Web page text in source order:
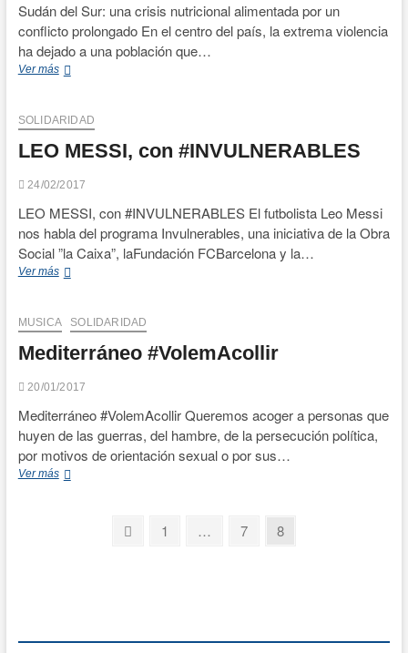
Sudán del Sur: una crisis nutricional alimentada por un
conflicto prolongado En el centro del país, la extrema violencia
ha dejado a una población que…
Ver másSudán
una
crisis
nutricional
por
conflicto
prolongado
SOLIDARIDAD
LEO MESSI, con #INVULNERABLES
24/02/2017
LEO MESSI, con #INVULNERABLES El futbolista Leo Messi
nos habla del programa Invulnerables, una iniciativa de la Obra
Social ”la Caixa”, laFundación FCBarcelona y la…
Ver másLEO
#INVULNERABLES
MUSICA SOLIDARIDAD
Mediterráneo #VolemAcollir
20/01/2017
Mediterráneo #VolemAcollir Queremos acoger a personas que
huyen de las guerras, del hambre, de la persecución política,
por motivos de orientación sexual o por sus…
Ver másMediterráneo
PaginaciónPáginaPágina
1 … Página
7 Página
8